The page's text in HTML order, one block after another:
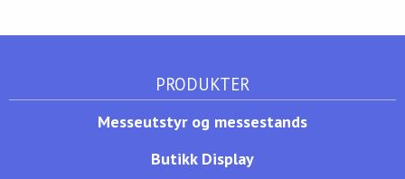
PRODUKTER
Messeutstyr og messestands
Butikk Display